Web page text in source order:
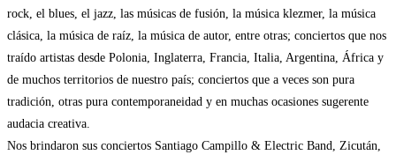
rock, el blues, el jazz, las músicas de fusión, la música klezmer, la música
clásica, la música de raíz, la música de autor, entre otras; conciertos que nos
traído artistas desde Polonia, Inglaterra, Francia, Italia, Argentina, África y
de muchos territorios de nuestro país; conciertos que a veces son pura
tradición, otras pura contemporaneidad y en muchas ocasiones sugerente
audacia creativa.
Nos brindaron sus conciertos Santiago Campillo & Electric Band, Zicután,